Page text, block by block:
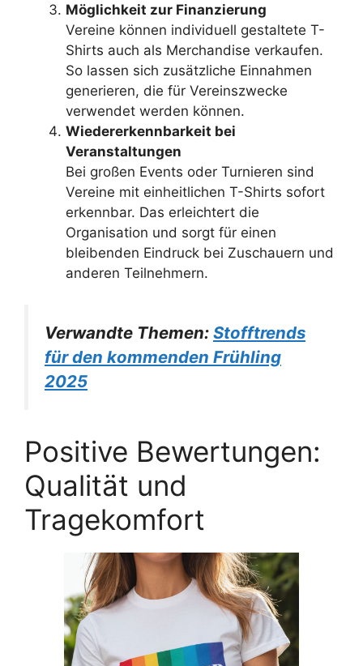
Möglichkeit zur Finanzierung
Vereine können individuell gestaltete T-
Shirts auch als Merchandise verkaufen.
So lassen sich zusätzliche Einnahmen
generieren, die für Vereinszwecke
verwendet werden können.
Wiedererkennbarkeit bei
Veranstaltungen
Bei großen Events oder Turnieren sind
Vereine mit einheitlichen T-Shirts sofort
erkennbar. Das erleichtert die
Organisation und sorgt für einen
bleibenden Eindruck bei Zuschauern und
anderen Teilnehmern.
Verwandte Themen: Stofftrends
für den kommenden Frühling
2025
Positive Bewertungen:
Qualität und
Tragekomfort